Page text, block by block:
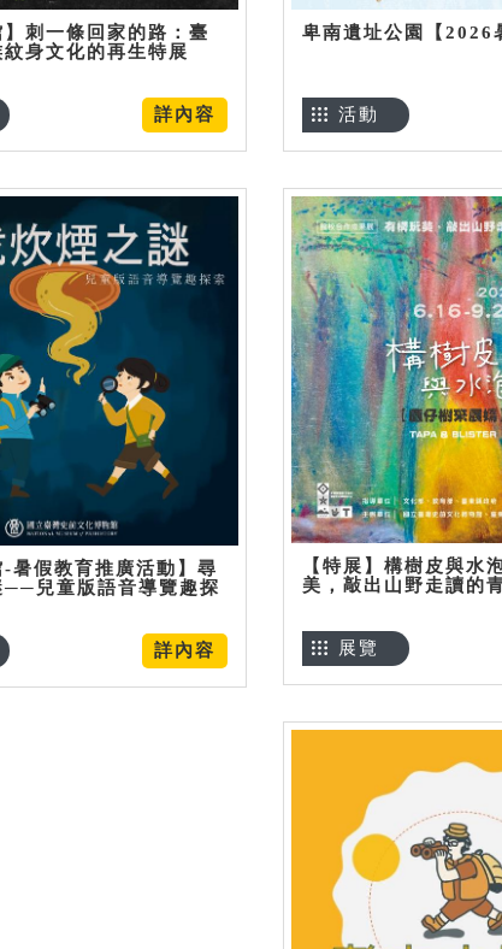
】刺一條回家的路：臺
身文化的再生特展
詳內容
卑南遺址公園【2026
活動
-暑假教育推廣活動】尋
──兒童版語音導覽趣探
詳內容
【特展】構樹皮與水
美，敲出山野走讀的
展覽